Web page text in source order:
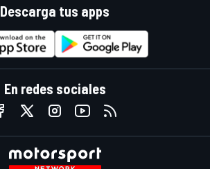
Descarga tus apps
En redes sociales